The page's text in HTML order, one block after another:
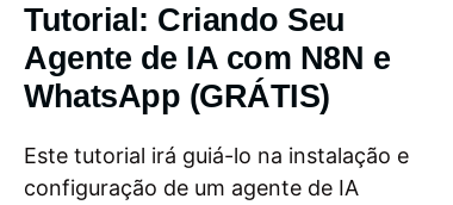
Tutorial: Criando Seu
Agente de IA com N8N e
WhatsApp (GRÁTIS)
Este tutorial irá guiá-lo na instalação e
configuração de um agente de IA